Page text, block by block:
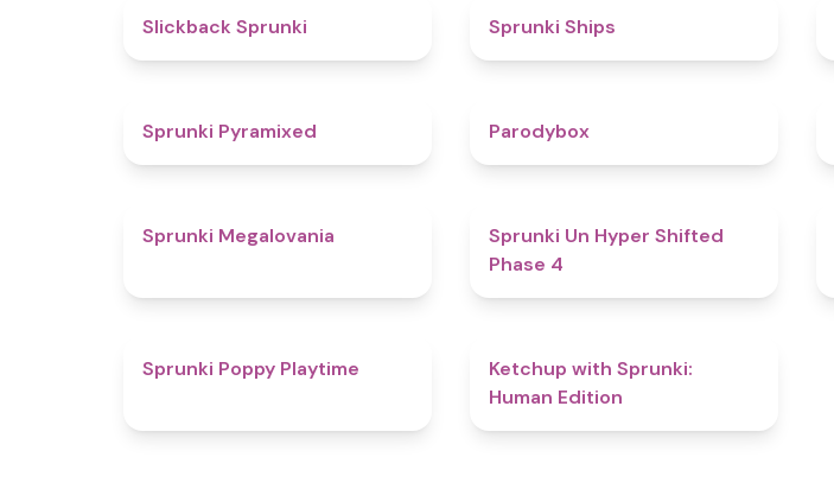
Slickback Sprunki Sprunki Ships
Sprunki Pyramixed Parodybox
Sprunki Megalovania
Sprunki Un Hyper Shifted
Phase 4
Sprunki Poppy Playtime
Ketchup with Sprunki:
Human Edition